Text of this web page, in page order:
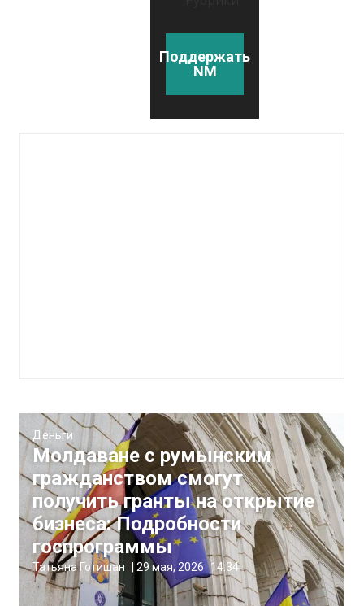
Поддержать
NM
Деньги
Молдаване с румынским
гражданством смогут
получить гранты на открытие
бизнеса: Подробности
госпрограммы
Татьяна Готишан 29 мая, 2026 14:34